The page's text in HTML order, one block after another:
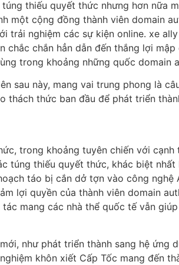
thiếu quyết thức nhưng hơn nữa
một cộng đồng thành viên domain
nghiệm các sự kiện online. xe
chắn hẳn dẫn đến thắng lợi
trong khoảng những quốc domain
sau này, mang vai trung phong là
thức ban đầu để phát triển
trong khoảng tuyên chiến với
thiếu quyết thức, khác biệt
táo bị cắn dở tợn vào công
lợi quyền của thành viên domain
mang các nhà thể quốc tế vẫn
như phát triển thành sang hệ ứng
khôn xiết Cấp Tốc mang đến